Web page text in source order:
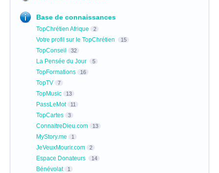
Base de connaissances
TopChrétien Afrique 2
Votre profil sur le TopChrétien 15
TopConseil 32
La Pensée du Jour 5
TopFormations 16
TopTV 7
TopMusic 13
PassLeMot 11
TopCartes 3
ConnaitreDieu.com 13
MyStory.me 1
JeVeuxMourir.com 2
Espace Donateurs 14
Bénévolat 1